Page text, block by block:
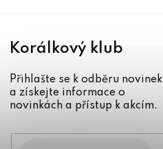
Korálkový klub
Přihlašte se k odběru novinek
a získejte informace o
novinkách a přístup k akcím.